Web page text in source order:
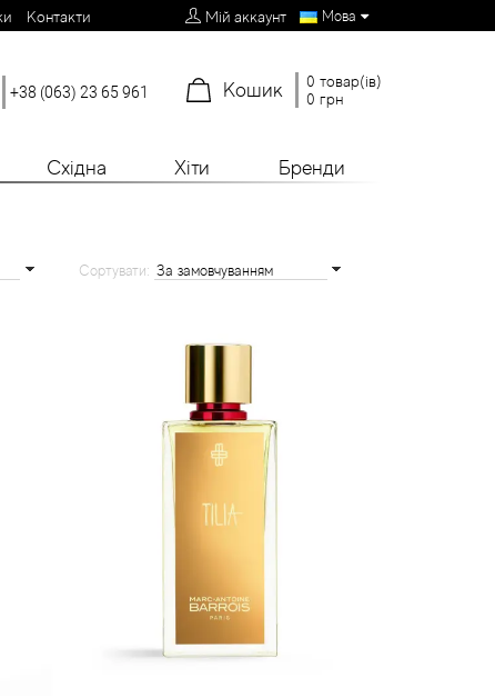
Контакти Мій аккаунт Мова
+38 (063) 23 65 961 Кошик
0 товар(ів)
0 грн
Східна Хіти Бренди
Сортувати: